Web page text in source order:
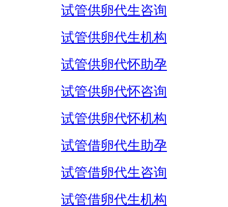
试管供卵代生咨询
试管供卵代生机构
试管供卵代怀助孕
试管供卵代怀咨询
试管供卵代怀机构
试管借卵代生助孕
试管借卵代生咨询
试管借卵代生机构